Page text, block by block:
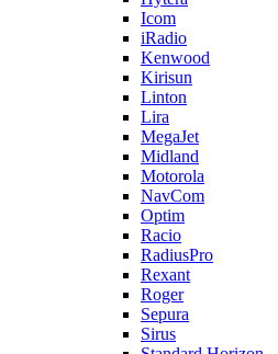
Icom
iRadio
Kenwood
Kirisun
Linton
Lira
MegaJet
Midland
Motorola
NavCom
Optim
Racio
RadiusPro
Rexant
Roger
Sepura
Sirus